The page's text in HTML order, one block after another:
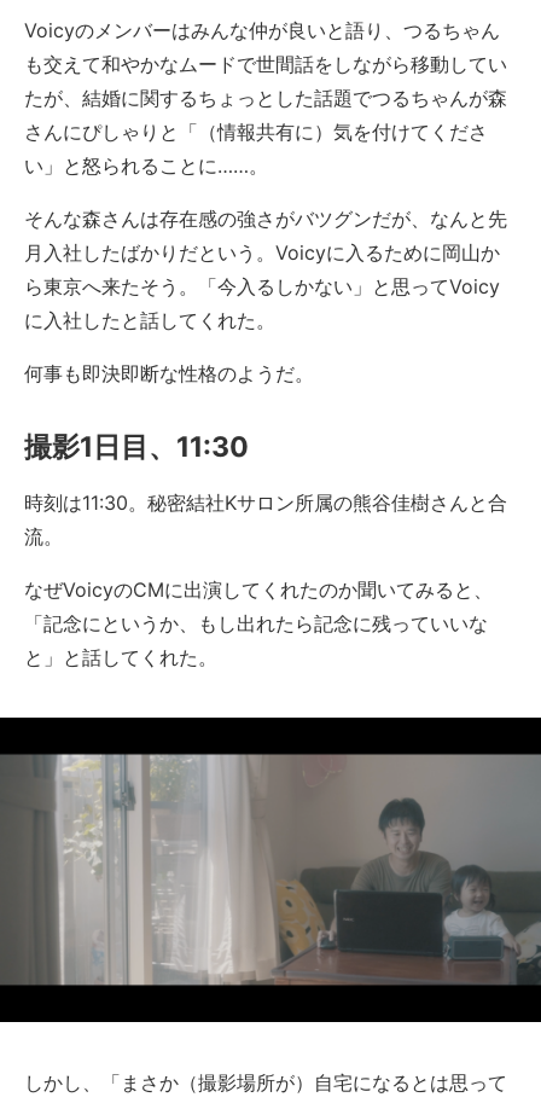
Voicyのメンバーはみんな仲が良いと語り、つるちゃん
も交えて和やかなムードで世間話をしながら移動してい
たが、結婚に関するちょっとした話題でつるちゃんが森
さんにぴしゃりと「（情報共有に）気を付けてくださ
い」と怒られることに……。
そんな森さんは存在感の強さがバツグンだが、なんと先
月入社したばかりだという。Voicyに入るために岡山か
ら東京へ来たそう。「今入るしかない」と思ってVoicy
に入社したと話してくれた。
何事も即決即断な性格のようだ。
撮影1日目、11:30
時刻は11:30。秘密結社Kサロン所属の熊谷佳樹さんと合
流。
なぜVoicyのCMに出演してくれたのか聞いてみると、
「記念にというか、もし出れたら記念に残っていいな
と」と話してくれた。
しかし、「まさか（撮影場所が）自宅になるとは思って